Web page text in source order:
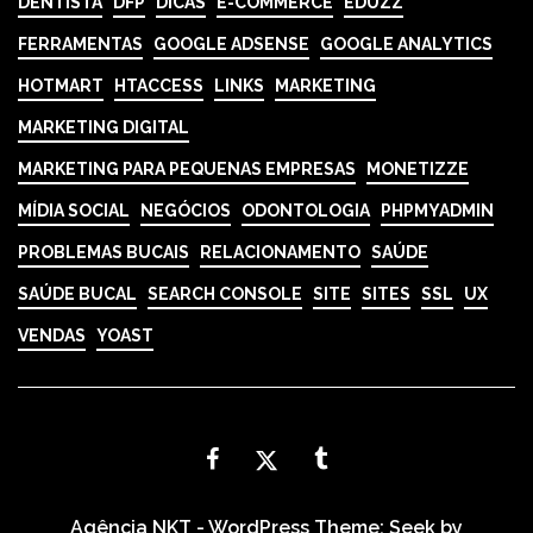
FERRAMENTAS GOOGLE ADSENSE GOOGLE ANALYTICS
HOTMART HTACCESS LINKS MARKETING
MARKETING DIGITAL
MARKETING PARA PEQUENAS EMPRESAS MONETIZZE
MÍDIA SOCIAL NEGÓCIOS ODONTOLOGIA PHPMYADMIN
PROBLEMAS BUCAIS RELACIONAMENTO SAÚDE
SAÚDE BUCAL SEARCH CONSOLE SITE SITES SSL UX
VENDAS YOAST
Agência NKT - WordPress Theme: Seek by